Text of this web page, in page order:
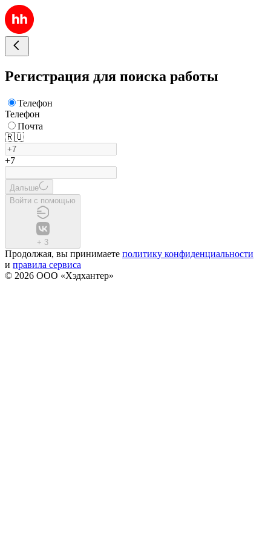
Регистрация для поиска работы
Телефон
Телефон
Почта
🇷🇺
+7
Дальше
Войти с помощью
+ 3
Продолжая, вы принимаете политику конфиденциальности
и правила сервиса
© 2026 ООО «Хэдхантер»